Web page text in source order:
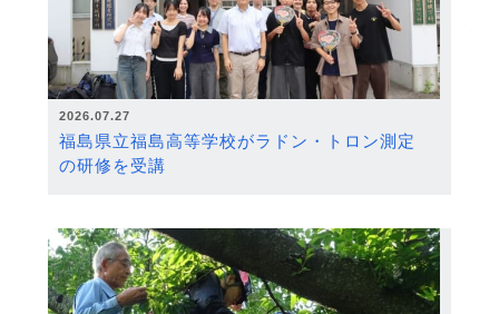
2026.07.27
福島県立福島高等学校がラドン・トロン測定
の研修を受講